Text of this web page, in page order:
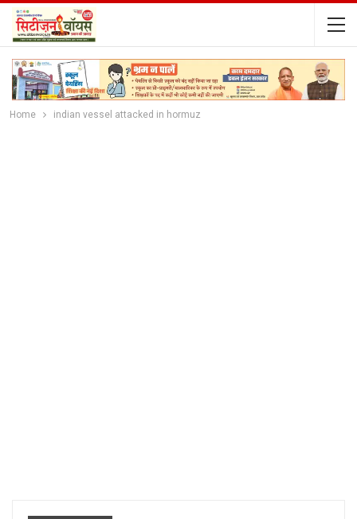
Home indian vessel attacked in hormuz